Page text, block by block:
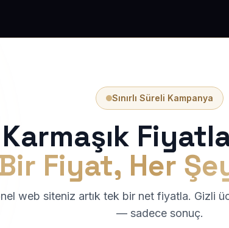
Sınırlı Süreli Kampanya
Karmaşık
Fiyat, Her
web siteniz artık tek bir net fiyatla. Gizli
— sadece sonuç.